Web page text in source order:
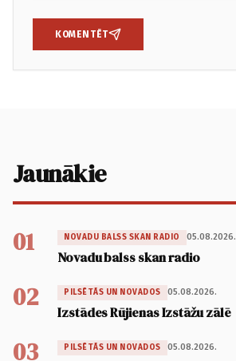
KOMENTĒT
Jaunākie
01 NOVADU BALSS SKAN RADIO 05.08.2026.
Novadu balss skan radio
02 PILSĒTĀS UN NOVADOS 05.08.2026.
Izstādes Rūjienas Izstāžu zālē
03 PILSĒTĀS UN NOVADOS 05.08.2026.